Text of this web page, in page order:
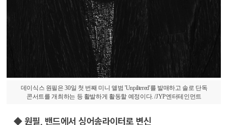
데이식스 원필은 30일 첫 번째 미니 앨범 'Unpiltered'를 발매하고 솔로 단독
콘서트를 개최하는 등 활발하게 활동할 예정이다. /JYP엔터테인먼트
◆ 원필, 밴드에서 싱어송라이터로 변신